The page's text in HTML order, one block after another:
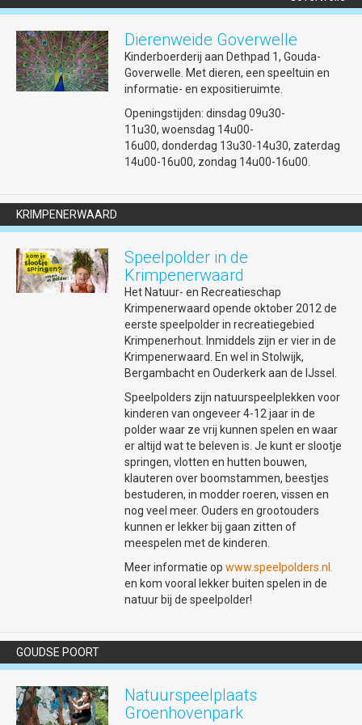
Winkels mogen op koopzondagen open zijn
vrij al dan niet gebruik te maken van de
aangeboden mogelijkheid tot
winkelopenstelling. Dit kan tot gevolg
hebben dat op de door de gemeente
Gouda aangewezen dagen (individuele)
winkels niet geopend zijn. Wilt u zeker
weten dat een winkel open is, vraag dit dan
altijd bij de winkel zelf na.
WINKELCENTRUM BLOEMENDAAL
AANGENAAM OVERDEKT WINKELEN EN
BOODSCHAPPEN DOEN
Met maar liefst 65 winkels van supermarkt
tot dierenwinkel en van kledingwinkel tot
kapper vind je hier alles onder 1
dak! Winkelcentrum Bloemendaal is goed
bereikbaar met openbaar vervoer en met
de auto. Je parkeert de auto altijd gratis.
Vrijdagavond is de vaste koopavond: de
sommigen, zoals de supermarkten zijn
dan tot 21u00 geopend. Iedere eerste
zondag van de maand zijn de winkels in de
zijn. De supermarkten zijn iedere zondag
ookwww.winkelcentrumbloemendaal.nl
Dierenweide Goverwelle
Kinderboerderij aan Dethpad 1, Gouda-
Goverwelle. Met dieren, een speeltuin en
informatie- en expositieruimte.
Openingstijden: dinsdag 09u30-
11u30, woensdag 14u00-
16u00, donderdag 13u30-14u30, zaterdag
14u00-16u00, zondag 14u00-16u00.
KRIMPENERWAARD
Speelpolder in de
Krimpenerwaard
Het Natuur- en Recreatieschap
Krimpenerwaard opende oktober 2012 de
eerste speelpolder in recreatiegebied
Krimpenerhout. Inmiddels zijn er vier in de
Krimpenerwaard. En wel in Stolwijk,
Bergambacht en Ouderkerk aan de IJssel.
Speelpolders zijn natuurspeelplekken voor
kinderen van ongeveer 4-12 jaar in de
polder waar ze vrij kunnen spelen en waar
er altijd wat te beleven is. Je kunt er slootje
springen, vlotten en hutten bouwen,
klauteren over boomstammen, beestjes
bestuderen, in modder roeren, vissen en
nog veel meer. Ouders en grootouders
kunnen er lekker bij gaan zitten of
meespelen met de kinderen.
Meer informatie opwww.speelpolders.nl.
en kom vooral lekker buiten spelen in de
natuur bij de speelpolder!
GOUDSE POORT
Natuurspeelplaats
Groenhovenpark